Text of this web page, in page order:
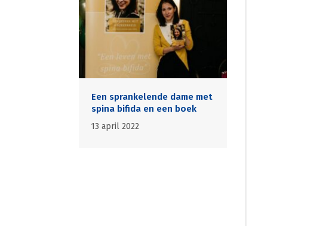
Een sprankelende dame met
spina bifida en een boek
13 april 2022